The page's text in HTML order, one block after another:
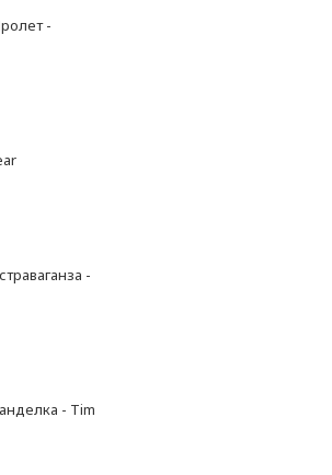
-
-
- Tim